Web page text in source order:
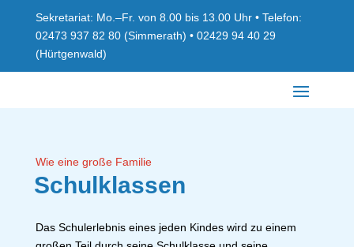
Sekretariat: Mo.–Fr. von 8.00 bis 13.00 Uhr • Telefon:
02473 937 82 80 (Simmerath) • 02429 94 40 29
(Hürtgenwald)
Wie eine große Familie
Schulklassen
Das Schulerlebnis eines jeden Kindes wird zu einem